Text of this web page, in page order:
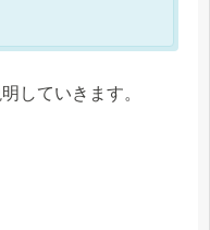
していきます。